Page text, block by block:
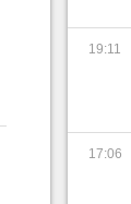
19:11
17:06